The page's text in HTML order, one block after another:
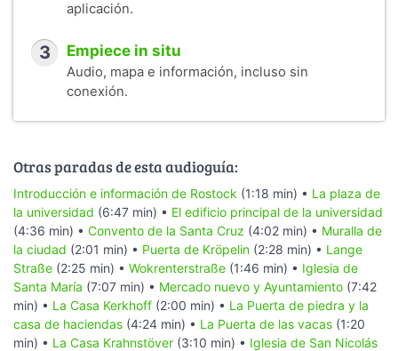
aplicación.
3 Empiece in situ
Audio, mapa e información, incluso sin
conexión.
Otras paradas de esta audioguía:
Introducción e información de Rostock (1:18 min) • La plaza de
la universidad (6:47 min) • El edificio principal de la universidad
(4:36 min) • Convento de la Santa Cruz (4:02 min) • Muralla de
la ciudad (2:01 min) • Puerta de Kröpelin (2:28 min) • Lange
Straße (2:25 min) • Wokrenterstraße (1:46 min) • Iglesia de
Santa María (7:07 min) • Mercado nuevo y Ayuntamiento (7:42
min) • La Casa Kerkhoff (2:00 min) • La Puerta de piedra y la
casa de haciendas (4:24 min) • La Puerta de las vacas (1:20
min) • La Casa Krahnstöver (3:10 min) • Iglesia de San Nicolás